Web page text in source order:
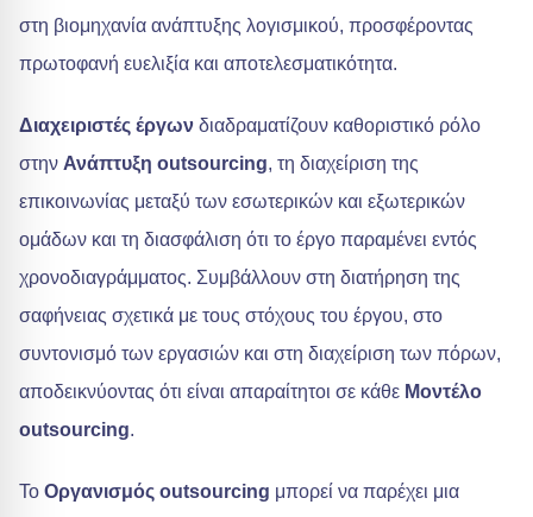
στη βιομηχανία ανάπτυξης λογισμικού, προσφέροντας
πρωτοφανή ευελιξία και αποτελεσματικότητα.
Διαχειριστές έργων διαδραματίζουν καθοριστικό ρόλο
στην Ανάπτυξη outsourcing, τη διαχείριση της
επικοινωνίας μεταξύ των εσωτερικών και εξωτερικών
ομάδων και τη διασφάλιση ότι το έργο παραμένει εντός
χρονοδιαγράμματος. Συμβάλλουν στη διατήρηση της
σαφήνειας σχετικά με τους στόχους του έργου, στο
συντονισμό των εργασιών και στη διαχείριση των πόρων,
αποδεικνύοντας ότι είναι απαραίτητοι σε κάθε Μοντέλο
outsourcing.
Το Οργανισμός outsourcing μπορεί να παρέχει μια